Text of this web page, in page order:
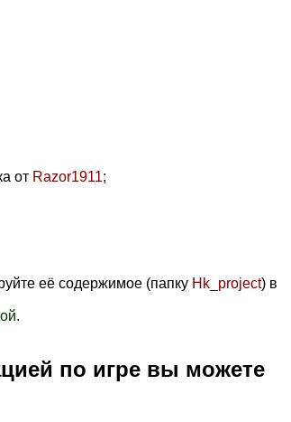
от Razor1911;
её содержимое (папку Hk_project) в
.
по игре вы можете